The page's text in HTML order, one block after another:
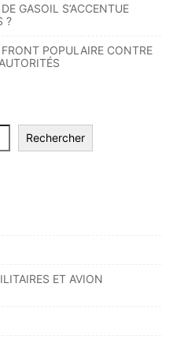
GASOIL S’ACCENTUE
?
POPULAIRE CONTRE
Rechercher
ET AVION